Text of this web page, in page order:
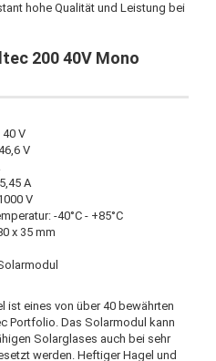
hohe Qualität und Leistung bei
200 40V Mono
V
V
A
V
-40°C - +85°C
x 35 mm
ist eines von über 40 bewährten
Portfolio. Das Solarmodul kann
Solarglases auch bei sehr
werden. Heftiger Hagel und